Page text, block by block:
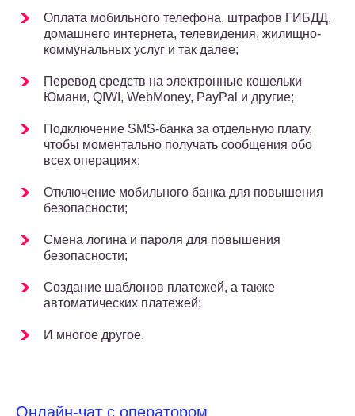
Оплата мобильного телефона, штрафов ГИБДД,
домашнего интернета, телевидения, жилищно-
коммунальных услуг и так далее;
Перевод средств на электронные кошельки
Юмани, QIWI, WebMoney, PayPal и другие;
Подключение SMS-банка за отдельную плату,
чтобы моментально получать сообщения обо
всех операциях;
Отключение мобильного банка для повышения
безопасности;
Смена логина и пароля для повышения
безопасности;
Создание шаблонов платежей, а также
автоматических платежей;
И многое другое.
Онлайн-чат с оператором